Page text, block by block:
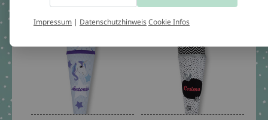
Impressum | DatenschutzhinweisCookie Infos